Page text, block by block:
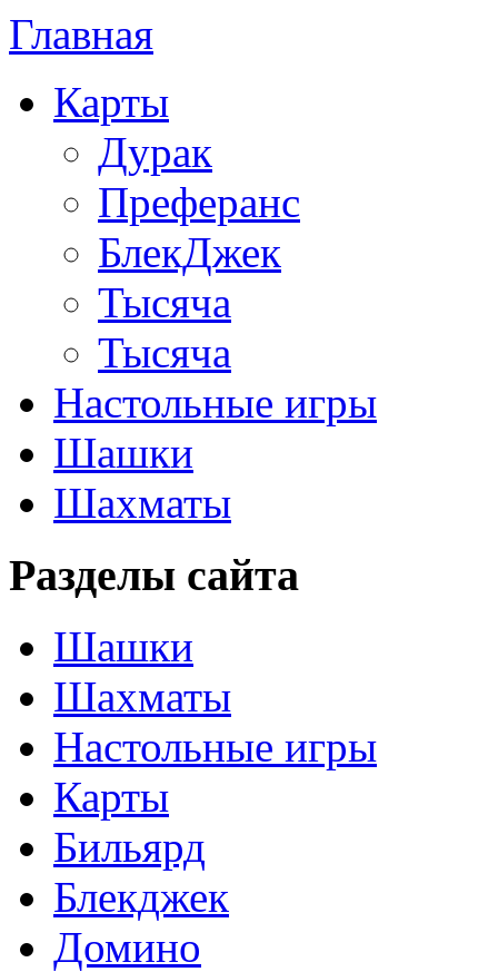
Главная
Карты
Дурак
Преферанс
БлекДжек
Тысяча
Тысяча
Настольные игры
Шашки
Шахматы
Разделы сайта
Шашки
Шахматы
Настольные игры
Карты
Бильярд
Блекджек
Домино